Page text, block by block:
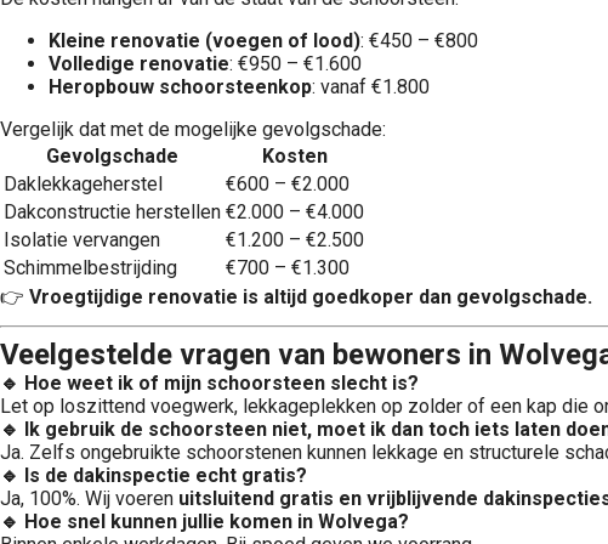
Kleine renovatie (voegen of lood): €450 – €800
Volledige renovatie: €950 – €1.600
Heropbouw schoorsteenkop: vanaf €1.800
Vergelijk dat met de mogelijke gevolgschade:
Gevolgschade
Kosten
Daklekkageherstel
€600 – €2.000
Dakconstructie herstellen €2.000 – €4.000
Isolatie vervangen
€1.200 – €2.500
Schimmelbestrijding
€700 – €1.300
👉 Vroegtijdige renovatie is altijd goedkoper dan gevolgschade.
Veelgestelde vragen van bewoners in
🔹 Hoe weet ik of mijn schoorsteen slecht is?
Let op loszittend voegwerk, lekkageplekken op zolder of een kap die
🔹 Ik gebruik de schoorsteen niet, moet ik dan toch iets laten
Ja. Zelfs ongebruikte schoorstenen kunnen lekkage en structurele
🔹 Is de dakinspectie echt gratis?
Ja, 100%. Wij voeren uitsluitend gratis en vrijblijvende
🔹 Hoe snel kunnen jullie komen in Wolvega?